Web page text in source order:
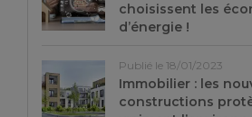
choisissent les
d’énergie !
Publié le 18/01/2023
Immobilier : les
constructions